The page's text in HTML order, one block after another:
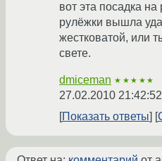
вот эта посадка
рулёжки вышла
жестковатой, или
свете.
dmiceman ★★★★★
27.02.2010
Показать ответы